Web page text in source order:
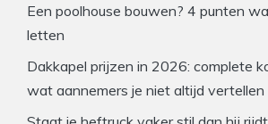
Een poolhouse bouwen? 4 punten
letten
Dakkapel prijzen in 2026: complete
wat aannemers je niet altijd vertellen